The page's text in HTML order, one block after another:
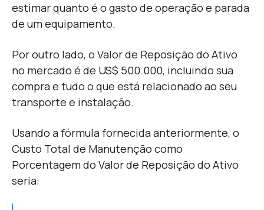
estimar quanto é o gasto de operação e parada
de um equipamento.
Por outro lado, o Valor de Reposição do Ativo
no mercado é de US$ 500.000, incluindo sua
compra e tudo o que está relacionado ao seu
transporte e instalação.
Usando a fórmula fornecida anteriormente, o
Custo Total de Manutenção como
Porcentagem do Valor de Reposição do Ativo
seria: